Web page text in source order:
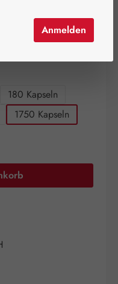
180 Kapseln
1750 Kapseln
gewünschten
Anmelden